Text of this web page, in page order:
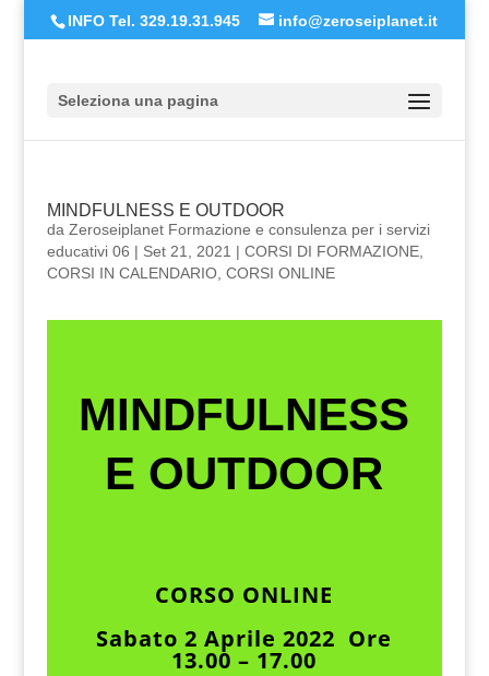
INFO Tel. 329.19.31.945 info@zeroseiplanet.it
Seleziona una pagina
MINDFULNESS E OUTDOOR
da Zeroseiplanet Formazione e consulenza per i servizi
educativi 06 | Set 21, 2021 | CORSI DI FORMAZIONE,
CORSI IN CALENDARIO, CORSI ONLINE
MINDFULNESS
E OUTDOOR
CORSO ONLINE
Sabato 2 Aprile 2022 Ore
13.00 – 17.00